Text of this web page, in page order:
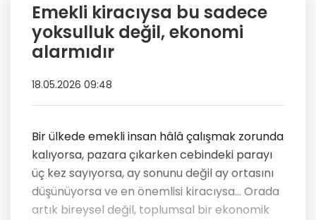
Emekli kiracıysa bu sadece
yoksulluk değil, ekonomi
alarmıdır
18.05.2026 09:48
Bir ülkede emekli insan hâlâ çalışmak zorunda
kalıyorsa, pazara çıkarken cebindeki parayı
üç kez sayıyorsa, ay sonunu değil ay ortasını
düşünüyorsa ve en önemlisi kiracıysa… Orada
artık bireysel değil, toplumsal bir ekonomik